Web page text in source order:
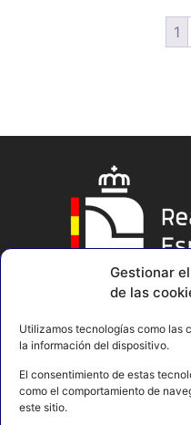
Gestionar
de las
Utilizamos tecnologías como las
la información del dispositivo.
El consentimiento de estas
como el comportamiento de
este sitio.
1